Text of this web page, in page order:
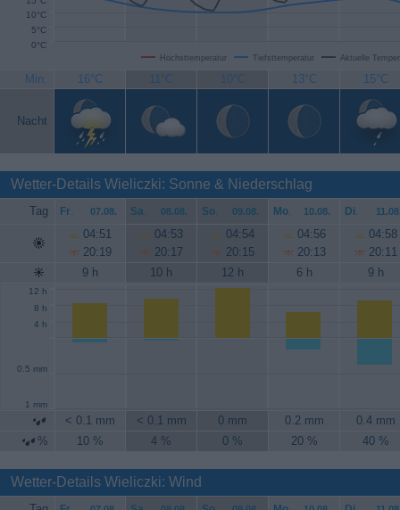
Höchsttemperatur Tiefsttemperatur Aktuelle
0°C
5°C
10°C
Min. 16°C 11°C 10°C 13°C 15°C
Nacht
Wetter-Details Wieliczki: Sonne & Niederschlag
Tag Fr. 07.08. Sa. 08.08. So. 09.08. Mo. 10.08. Di.
04:51
20:19
04:53
20:17
04:54
20:15
04:56
20:13
04:58
20:11
9 h
10 h 12 h 6 h 9 h
4 h
8 h
12 h
0.5 mm
1 mm
< 0.1 mm < 0.1 mm 0 mm 0.2 mm
0.4 mm
%
10 % 4 % 0 % 20 % 40 %
Wetter-Details Wieliczki: Wind